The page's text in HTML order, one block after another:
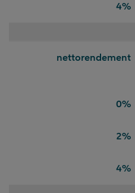
4%
nettorendement
0%
2%
4%